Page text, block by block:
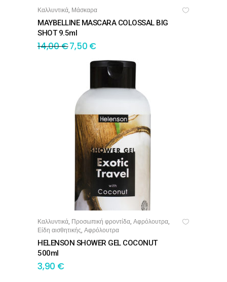
ΠΡΟΣΘΉΚΗ ΣΤΟ ΚΑΛΆΘΙ
Καλλυντικά, Μάσκαρα
MAYBELLINE MASCARA COLOSSAL BIG
SHOT 9.5ml
14,00€7,50 €
ΠΡΟΣΘΉΚΗ ΣΤΟ ΚΑΛΆΘΙ
Καλλυντικά, Προσωπική φροντίδα, Αφρόλουτρα,
Είδη αισθητικής, Αφρόλουτρα
HELENSON SHOWER GEL COCONUT
500ml
3,90 €